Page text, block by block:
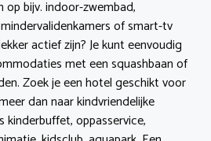
bijv. indoor-zwembad,
of smart-tv
actief zijn? Je kunt eenvoudig
met een squashbaan of
Zoek je een hotel geschikt voor
dan naar kindvriendelijke
kinderbuffet, oppasservice,